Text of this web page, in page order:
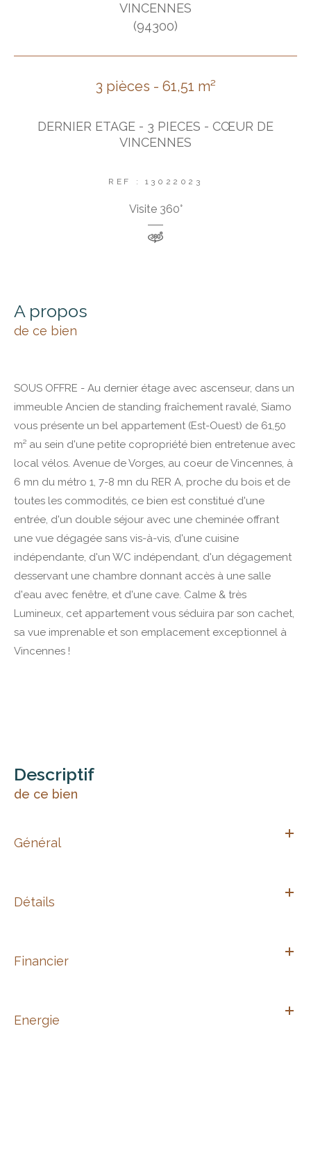
VINCENNES
(94300)
3 pièces - 61,51 m²
DERNIER ETAGE - 3 PIECES - CŒUR DE
VINCENNES
REF : 13022023
Visite 360°
a propos
de ce bien
SOUS OFFRE - Au dernier étage avec ascenseur, dans un
immeuble Ancien de standing fraîchement ravalé, Siamo
vous présente un bel appartement (Est-Ouest) de 61,50
m² au sein d'une petite copropriété bien entretenue avec
local vélos. Avenue de Vorges, au coeur de Vincennes, à
6 mn du métro 1, 7-8 mn du RER A, proche du bois et de
toutes les commodités, ce bien est constitué d'une
entrée, d'un double séjour avec une cheminée offrant
une vue dégagée sans vis-à-vis, d'une cuisine
indépendante, d'un WC indépendant, d'un dégagement
desservant une chambre donnant accès à une salle
d'eau avec fenêtre, et d'une cave. Calme & très
Lumineux, cet appartement vous séduira par son cachet,
sa vue imprenable et son emplacement exceptionnel à
Vincennes !
descriptif
de ce bien
Général
Détails
Financier
Energie